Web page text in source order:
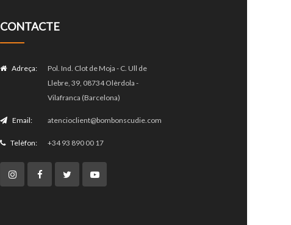
CONTACTE
Adreça:
Pol. Ind. Clot de Moja - C. Ull de
Llebre, 39, 08734 Olèrdola -
Vilafranca (Barcelona)
Email: atencioclient@bombonscudie.com
Telèfon: +34 93 890 00 17